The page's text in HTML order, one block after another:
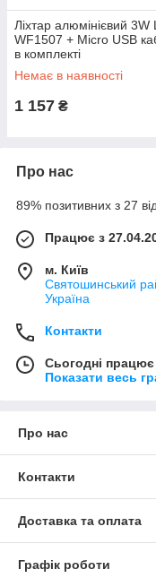
Ліхтар алюмінієвий 3W
WF1507 + Мicro USB
в комплекті
Немає в наявності
1 157 ₴
Про нас
89% позитивних з 27
Працює з
м. Київ
Святошинський
Україна
Контакти
Сьогодні
Показати весь
Про нас
Контакти
Доставка та оплата
Графік роботи